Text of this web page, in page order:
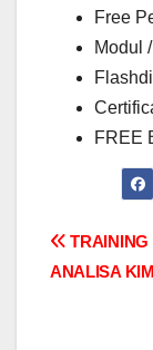
Free
Modul
FREE
Post
TRAINING
ANALISA